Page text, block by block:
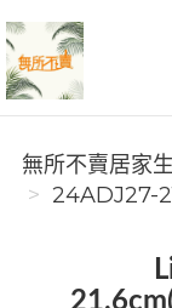
無所不賣居家生
無所不賣居家
24ADJ27-